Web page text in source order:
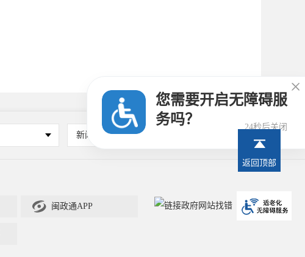
新闻媒体
 闽政通APP
返回顶部
您需要开启无障碍服
务吗？
23秒后关闭
